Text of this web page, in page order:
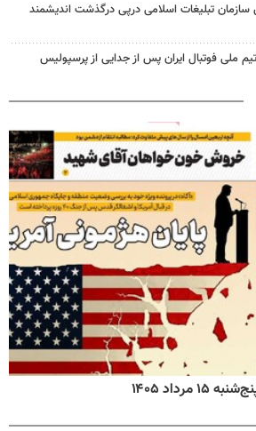
تبلیغات اسلامی درپی درگذشت اندیشمند
ملی فوتبال ایران پس از جدایی از پرسپولیس
۱۴۰۵